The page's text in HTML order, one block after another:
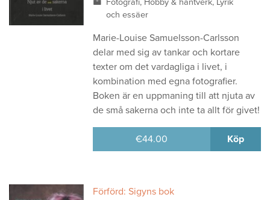
och essäer
Marie-Louise Samuelsson-Carlsson
delar med sig av tankar och kortare
texter om det vardagliga i livet, i
kombination med egna fotografier.
Boken är en uppmaning till att njuta av
de små sakerna och inte ta allt för givet!
€44.00 Köp
Förförd: Sigyns bok